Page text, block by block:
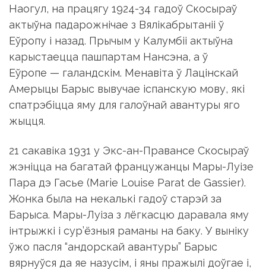
Еўропу і назад. Прычым у Калумбіі актыўна
карыстаецца пашпартам Нансэна, а ў
Еўропе — галандскім. Менавіта ў Лацінскай
Амерыцы Барыс вывучае іспанскую мову, які
спатрэбіцца яму для галоўнай авантуры яго
жыцця.
21 сакавіка 1931 у Экс-ан-Правансе Скосыраў
Пара дэ Гасье (Marie Louise Parat de Gassier).
Жонка была на некалькі гадоў старэй за
Барыса. Мары-Луіза з лёгкасцю даравала яму
інтрыжкі і сур’ёзныя раманы на баку. У выніку
ўжо пасля “андорскай авантуры” Барыс
вярнуўся да яе назусім, і яны пражылі доўгае і,
напэўна, шчаслівае жыццё разам.